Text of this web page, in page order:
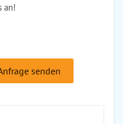
an!
senden